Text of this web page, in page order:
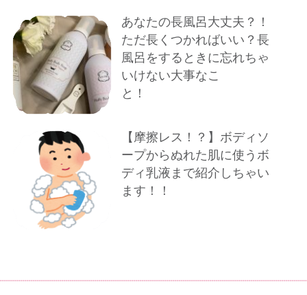
あなたの長風呂大丈夫？！
ただ長くつかればいい？長
風呂をするときに忘れちゃ
いけない大事なこ
と！
【摩擦レス！？】ボディソ
ープからぬれた肌に使うボ
ディ乳液まで紹介しちゃい
ます！！